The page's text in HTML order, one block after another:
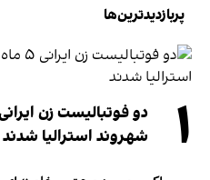
پربازدیدترین‌ها
۱
شهروند استرالیا شدند